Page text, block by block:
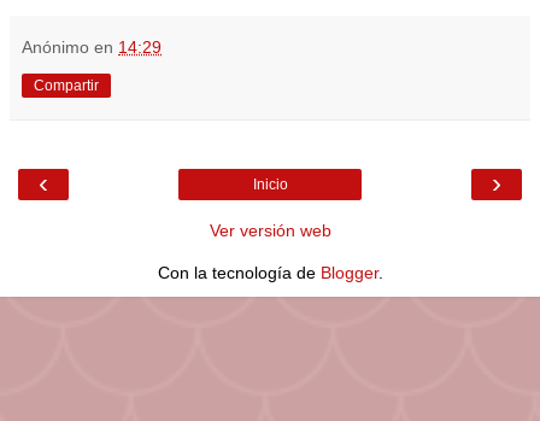
Anónimo en 14:29
Compartir
‹ ›
Inicio
Ver versión web
Con la tecnología de Blogger.